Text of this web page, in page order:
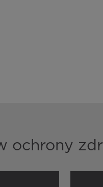
ochrony